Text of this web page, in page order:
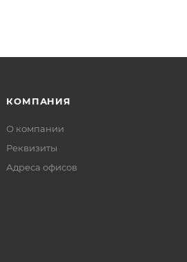
КОМПАНИЯ
О компании
Реквизиты
Адреса офисов